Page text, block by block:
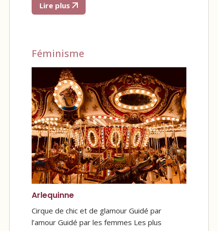
Lire plus
Féminisme
Arlequinne
Cirque de chic et de glamour Guidé par
l’amour Guidé par les femmes Les plus